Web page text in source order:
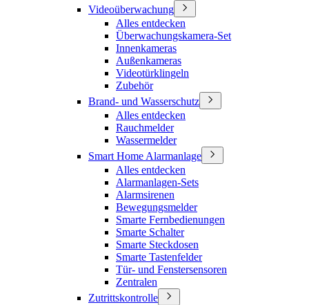
Videoüberwachung
Alles entdecken
Überwachungskamera-Set
Innenkameras
Außenkameras
Videotürklingeln
Zubehör
Brand- und Wasserschutz
Alles entdecken
Rauchmelder
Wassermelder
Smart Home Alarmanlage
Alles entdecken
Alarmanlagen-Sets
Alarmsirenen
Bewegungsmelder
Smarte Fernbedienungen
Smarte Schalter
Smarte Steckdosen
Smarte Tastenfelder
Tür- und Fenstersensoren
Zentralen
Zutrittskontrolle